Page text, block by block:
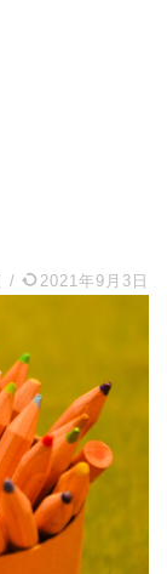
/ 2021年9月3日